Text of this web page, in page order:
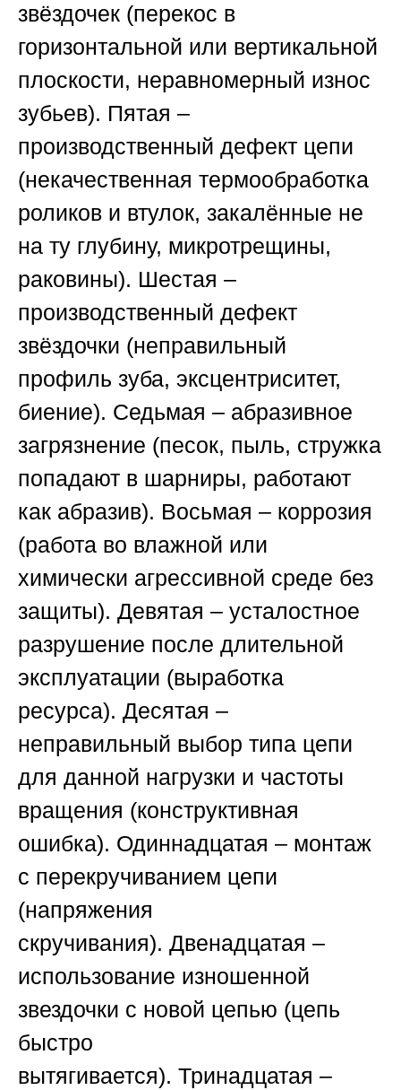
звёздочек (перекос в
горизонтальной или вертикальной
плоскости, неравномерный износ
зубьев). Пятая –
производственный дефект цепи
(некачественная термообработка
роликов и втулок, закалённые не
на ту глубину, микротрещины,
раковины). Шестая –
производственный дефект
звёздочки (неправильный
профиль зуба, эксцентриситет,
биение). Седьмая – абразивное
загрязнение (песок, пыль, стружка
попадают в шарниры, работают
как абразив). Восьмая – коррозия
(работа во влажной или
химически агрессивной среде без
защиты). Девятая – усталостное
разрушение после длительной
эксплуатации (выработка
ресурса). Десятая –
неправильный выбор типа цепи
для данной нагрузки и частоты
вращения (конструктивная
ошибка). Одиннадцатая – монтаж
с перекручиванием цепи
(напряжения
скручивания). Двенадцатая –
использование изношенной
звездочки с новой цепью (цепь
быстро
вытягивается). Тринадцатая –